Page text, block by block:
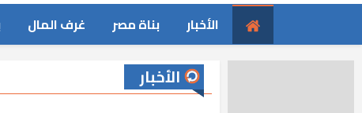
الأخبار بناة مصر غرف المال
الأخبار